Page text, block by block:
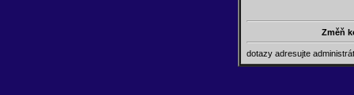
Změň
dotazy adresujte